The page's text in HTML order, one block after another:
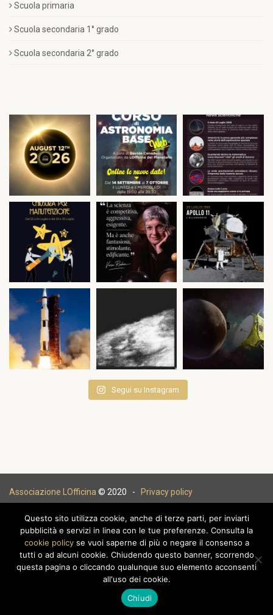
Scuola primaria
Scuola secondaria 1° grado
Scuola secondaria 2° grado
Segui su Instagram
Associazione LOfficina © 2020 - Privacy policy
Questo sito utilizza cookie, anche di terze parti, per inviarti
pubblicità e servizi in linea con le tue preferenze. Consulta la
cookie policyse vuoi saperne di più o negare il consenso a
tutti o ad alcuni cookie. Chiudendo questo banner, scorrendo
questa pagina o cliccando qualunque suo elemento acconsenti
all'uso dei cookie.
Chiudi